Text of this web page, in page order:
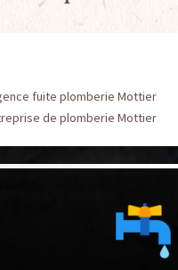
fuite plomberie Mottier
de plomberie Mottier